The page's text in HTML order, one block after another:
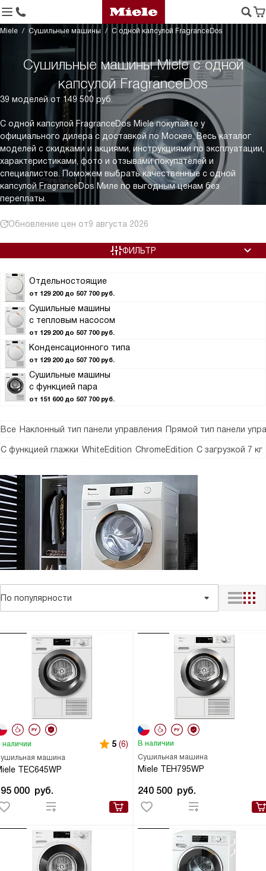
Miele Сушильные машины C одной капсулой FragranceDos
Сушильные машины Miele с одной
капсулой FragranceDos
39 моделей от 149 500 руб.
C одной капсулой FragranceDos Miele покупайте у
официального дилера с доставкой по Москве. Весь каталог
моделей с скидками и акциями, инструкциями по эксплуатации,
характеристиками, фото и отзывами покупателей и
специалистов. Поможем выбрать качественные c одной
капсулой FragranceDos Миле по выгодным ценам без
переплаты.
Обновление цен от9 августа 2026
Отдельностоящие
от 129 200 до 507 700 руб.
Сушильные машины
с тепловым насосом
от 129 200 до 507 700 руб.
Конденсационного типа
от 129 200 до 507 700 руб.
Сушильные машины
с функцией пара
от 151 600 до 507 700 руб.
ФИЛЬТР
Все Наклонный тип панели управления Прямой тип панели
С функцией глажки WhiteEdition ChromeEdition С загрузкой 7 кг
По популярности
машина
TEC645WP
наличии 5 (6)
000 руб.
Сушильная машина
Miele TEH795WP
В наличии
240 500 руб.